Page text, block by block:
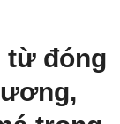
từ đóng